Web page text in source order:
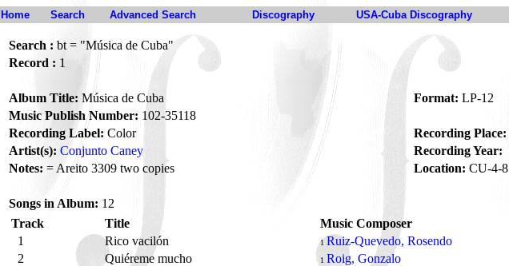
Home Search Advanced Search Discography USA-Cuba Discography
Search : bt = "Música de Cuba"
Record : 1
Album Title: Música de Cuba Format: LP-12
Music Publish Number: 102-35118
Recording Label: Color Recording Place:
Artist(s): Conjunto Caney
Recording Year:
Notes: = Areito 3309 two copies Location: CU-4-8
Songs in Album: 12
Track
Title Music Composer
1
Rico vacilón 1 Ruiz-Quevedo, Rosendo
2
Quiéreme mucho 1 Roig, Gonzalo